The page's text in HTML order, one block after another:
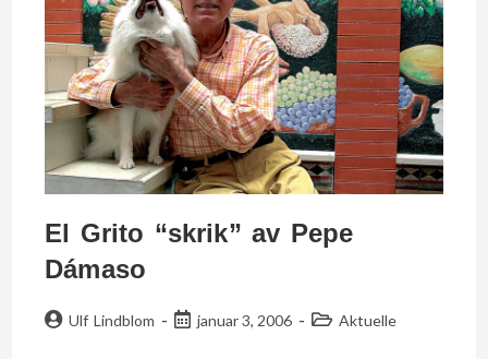
El Grito “skrik” av Pepe
Dámaso
Ulf Lindblom januar 3, 2006 Aktuelle